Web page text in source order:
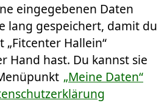
eingegebenen Daten
lang gespeichert, damit du
Hallein“
Hand hast. Du kannst sie
„Meine Daten“